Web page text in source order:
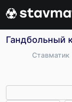
Гандбольный
Ставматик